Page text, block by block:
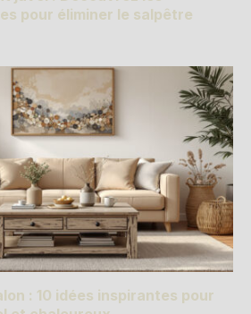
pour éliminer le salpêtre
: 10 idées inspirantes pour